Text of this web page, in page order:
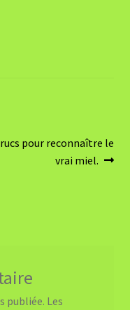
pour reconnaître le
vrai miel.
publiée. Les